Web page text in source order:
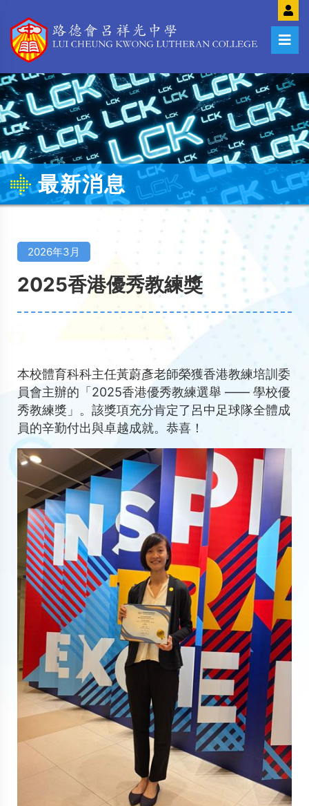
最新消息
2026年3月
2025香港優秀教練獎
本校體育科科主任黃蔚彥老師榮獲香港教練培訓委
員會主辦的「2025香港優秀教練選舉 —— 學校優
秀教練獎」。該獎項充分肯定了呂中足球隊全體成
員的辛勤付出與卓越成就。恭喜！